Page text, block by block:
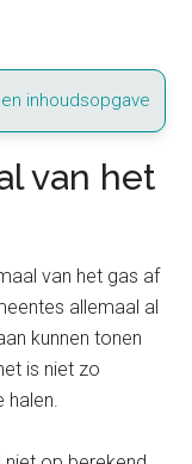
inhoudsopgave
van het
van het gas af
allemaal al
kunnen tonen
is niet zo
halen.